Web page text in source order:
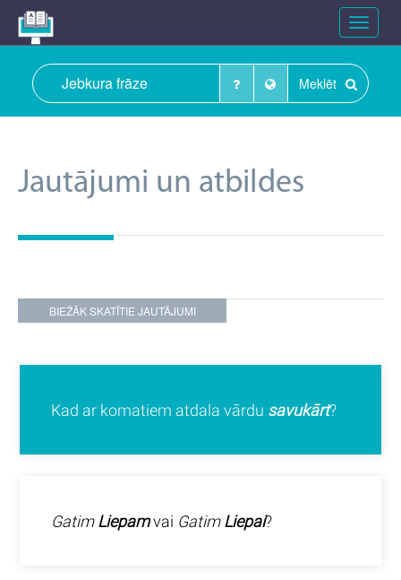
Toggle
Meklēt
Jautājumi un atbildes
BIEŽĀK SKATĪTIE JAUTĀJUMI
Kad ar komatiem atdala vārdu savukārt?
GatimLiepamvai GatimLiepai?